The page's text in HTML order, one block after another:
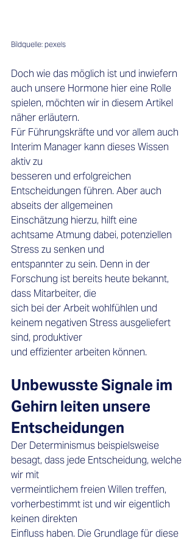
Bildquelle: pexels
Doch wie das möglich ist und inwiefern
auch unsere Hormone hier eine Rolle
spielen, möchten wir in diesem Artikel
näher erläutern.
Für Führungskräfte und vor allem auch
Interim Manager kann dieses Wissen
aktiv zu
besseren und erfolgreichen
Entscheidungen führen. Aber auch
abseits der allgemeinen
Einschätzung hierzu, hilft eine
achtsame Atmung dabei, potenziellen
Stress zu senken und
entspannter zu sein. Denn in der
Forschung ist bereits heute bekannt,
dass Mitarbeiter, die
sich bei der Arbeit wohlfühlen und
keinem negativen Stress ausgeliefert
sind, produktiver
und effizienter arbeiten können.
Unbewusste Signale im
Gehirn leiten unsere
Entscheidungen
Der Determinismus beispielsweise
besagt, dass jede Entscheidung, welche
wir mit
vermeintlichem freien Willen treffen,
vorherbestimmt ist und wir eigentlich
keinen direkten
Einfluss haben. Die Grundlage für diese